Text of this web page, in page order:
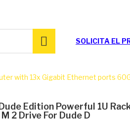
SOLICITA EL
with 13x Gigabit Ethernet ports
Edition Powerful 1U
2 Drive For Dude D